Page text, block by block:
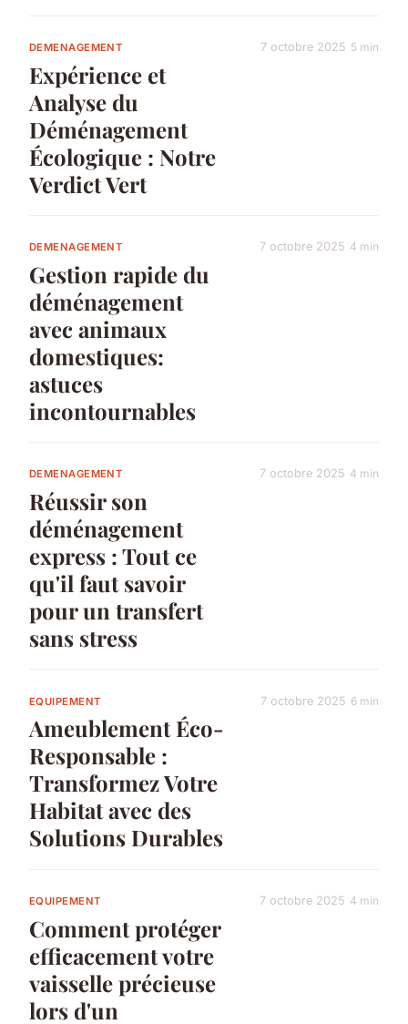
DEMENAGEMENT
Expérience et
Analyse du
Déménagement
Écologique : Notre
Verdict Vert
7 octobre 2025 5 min
DEMENAGEMENT
Gestion rapide du
déménagement
avec animaux
domestiques:
astuces
incontournables
7 octobre 2025 4 min
DEMENAGEMENT
Réussir son
déménagement
express : Tout ce
qu'il faut savoir
pour un transfert
sans stress
7 octobre 2025 4 min
EQUIPEMENT
Ameublement Éco-
Responsable :
Transformez Votre
Habitat avec des
Solutions Durables
7 octobre 2025 6 min
EQUIPEMENT
Comment protéger
efficacement votre
vaisselle précieuse
lors d'un
7 octobre 2025 4 min